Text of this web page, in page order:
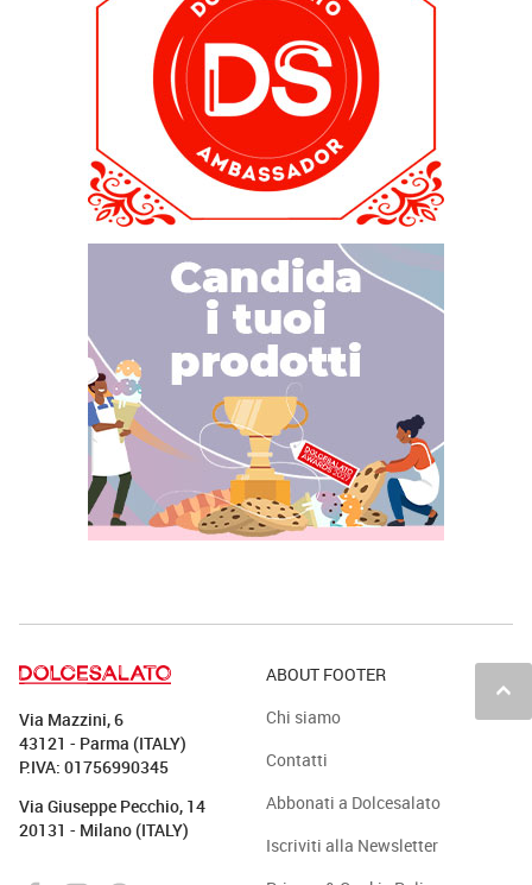
keyboard_arrow_up
Via Mazzini, 6
43121 - Parma (ITALY)
P.IVA: 01756990345
Via Giuseppe Pecchio, 14
20131 - Milano (ITALY)
ABOUT FOOTER
Chi siamo
Contatti
Abbonati a Dolcesalato
Iscriviti alla Newsletter